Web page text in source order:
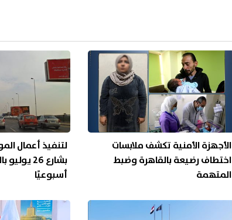
الأجهزة الأمنية تكشف ملابسات
اختطاف رضيعة بالقاهرة وضبط
المتهمة
لتنفيذ أعمال
أسبوعيًا